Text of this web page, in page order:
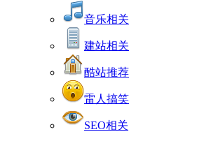
音乐相关
建站相关
酷站推荐
雷人搞笑
SEO相关